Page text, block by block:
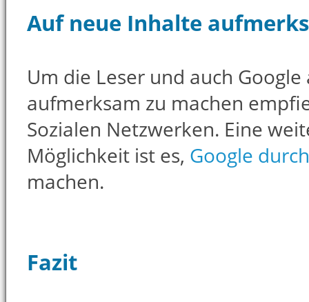
Auf neue Inhalte
Um die Leser und auch
aufmerksam zu machen
Sozialen Netzwerken. Eine
Möglichkeit ist es, Google
machen.
Fazit